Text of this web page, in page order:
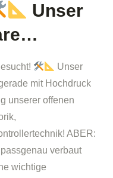
Unser
Unser
mit Hochdruck
unserer offenen
ABER:
verbaut
wichtige